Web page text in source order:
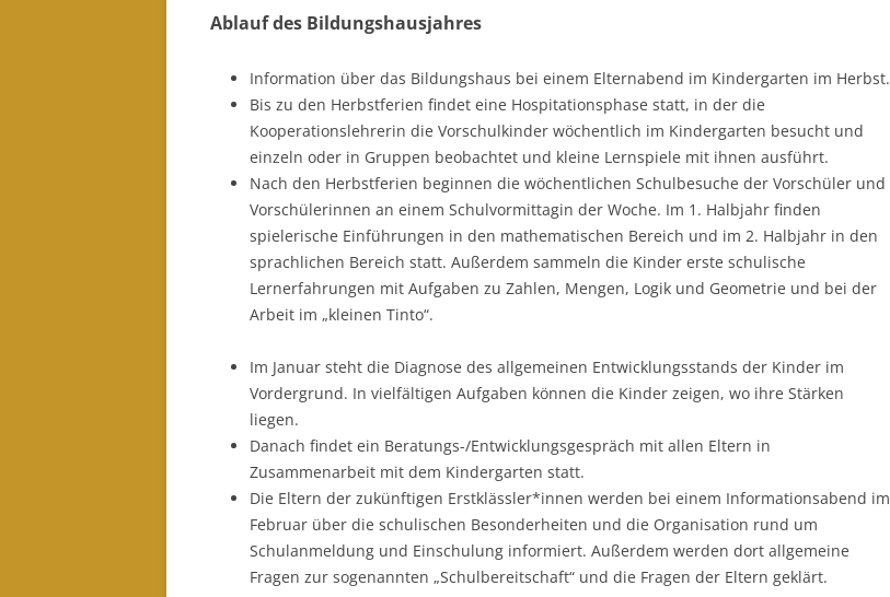
Ablauf des Bildungshausjahres
Information über das Bildungshaus bei einem Elternabend im Kindergarten im Herbst.
Bis zu den Herbstferien findet eine Hospitationsphase statt, in der die
Kooperationslehrerin die Vorschulkinder wöchentlich im Kindergarten besucht und
einzeln oder in Gruppen beobachtet und kleine Lernspiele mit ihnen ausführt.
Nach den Herbstferien beginnen die wöchentlichen Schulbesuche der Vorschüler und
Vorschülerinnen an einem Schulvormittagin der Woche. Im 1. Halbjahr finden
spielerische Einführungen in den mathematischen Bereich und im 2. Halbjahr in den
sprachlichen Bereich statt. Außerdem sammeln die Kinder erste schulische
Lernerfahrungen mit Aufgaben zu Zahlen, Mengen, Logik und Geometrie und bei der
Arbeit im „kleinen Tinto“.
Im Januar steht die Diagnose des allgemeinen Entwicklungsstands der Kinder im
Vordergrund. In vielfältigen Aufgaben können die Kinder zeigen, wo ihre Stärken
liegen.
Danach findet ein Beratungs-/Entwicklungsgespräch mit allen Eltern in
Zusammenarbeit mit dem Kindergarten statt.
Die Eltern der zukünftigen Erstklässler*innen werden bei einem Informationsabend im
Februar über die schulischen Besonderheiten und die Organisation rund um
Schulanmeldung und Einschulung informiert. Außerdem werden dort allgemeine
Fragen zur sogenannten „Schulbereitschaft“ und die Fragen der Eltern geklärt.